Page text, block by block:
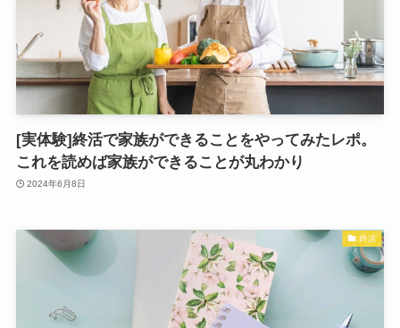
[実体験]終活で家族ができることをやってみたレポ。
これを読めば家族ができることが丸わかり
2024年6月8日
終活